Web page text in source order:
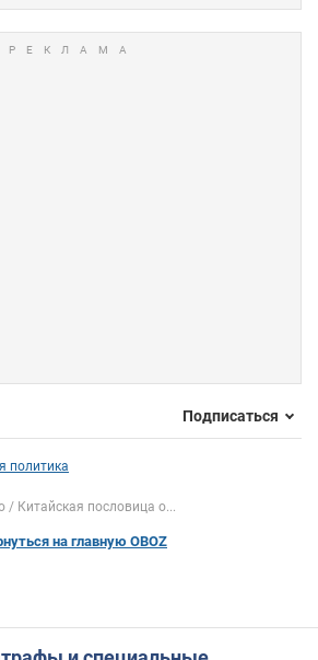
Подписаться
политика
Китайская пословица о...
на главную OBOZ